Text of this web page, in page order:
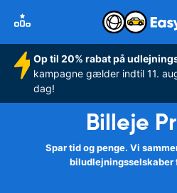
Op til 20% rabat på
kampagne gælder indtil 11.
dag!
Billeje
Spar tid og penge. Vi
biludlejningsselskaber